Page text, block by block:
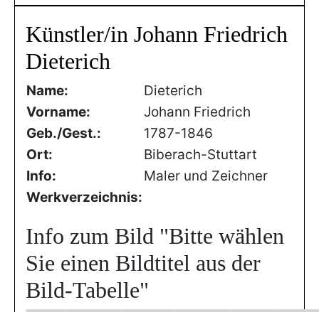
Künstler/in Johann Friedrich
Dieterich
Name:
Dieterich
Vorname:
Johann Friedrich
Geb./Gest.:
1787-1846
Ort:
Biberach-Stuttart
Info:
Maler und Zeichner
Werkverzeichnis:
Info zum Bild "Bitte wählen
Sie einen Bildtitel aus der
Bild-Tabelle"